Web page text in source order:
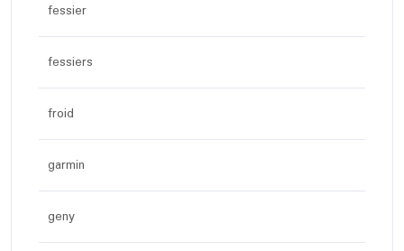
fessier
fessiers
froid
garmin
geny